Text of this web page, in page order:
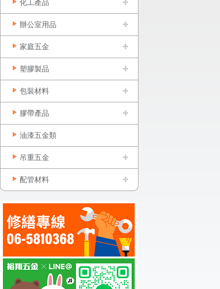
化工產品
辦公室用品
家庭五金
塑膠製品
包裝材料
膠帶產品
油漆五金類
吊重五金
配管材料